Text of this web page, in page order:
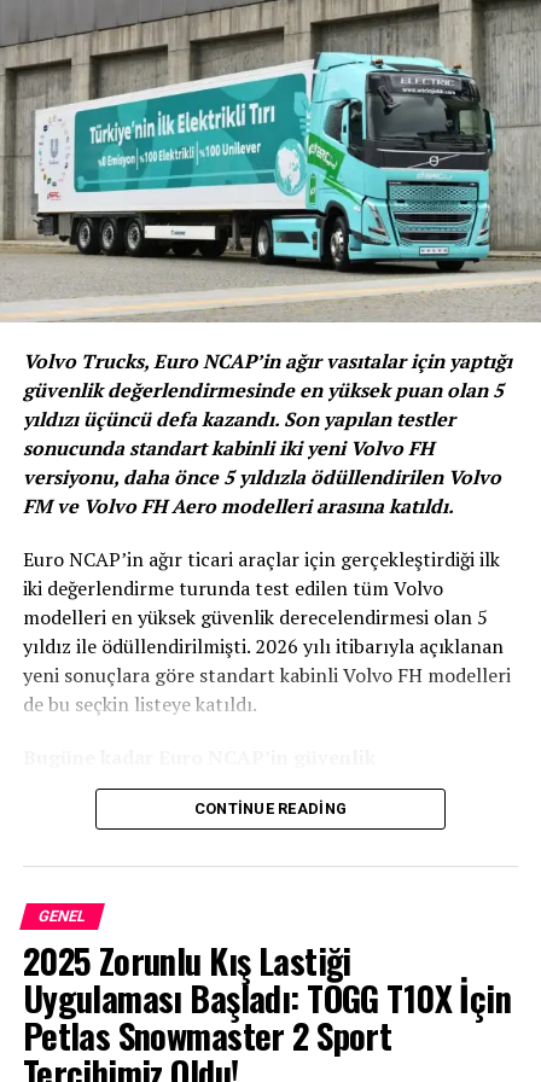
Satıcılardan sıfır araç alıp, hemen ikinci elde fahiş
fiyatla satan kurumlar olduğu biliniyor. Gerçek
tüketicinin araçlara daha kolay ulaşmasını sağlayabilmek
adına böyle bir önlemin, piyasadaki fahiş fiyatlı satışları
engelleyeceğini ve fırsatçılığın önüne geçeceğini
düşünüyoruz. Biz de süreç boyunca Bakanlıkla karşılıklı
fikir alışverişleriyle oluşturulan yeni yönetmeliği
destekliyoruz” dedi.
BENZER İÇERIKLER
UP NEXT
DON'T MISS
Otomobil Satışına Düzenleme ‘6 Ay ve 6 Bin Kilometre’
Sınırı
Volvo Trucks, Euro NCAP’in ağır vasıtalar için yaptığı
güvenlik değerlendirmesinde en yüksek puan olan 5
yıldızı üçüncü defa kazandı. Son yapılan testler
sonucunda standart kabinli iki yeni Volvo FH
versiyonu, daha önce 5 yıldızla ödüllendirilen Volvo
FM ve Volvo FH Aero modelleri arasına katıldı.
Euro NCAP’in ağır ticari araçlar için gerçekleştirdiği ilk
iki değerlendirme turunda test edilen tüm Volvo
modelleri en yüksek güvenlik derecelendirmesi olan 5
yıldız ile ödüllendirilmişti. 2026 yılı itibarıyla açıklanan
yeni sonuçlara göre standart kabinli Volvo FH modelleri
de bu seçkin listeye katıldı.
değerlendirmesinden 5 yıldız alan Volvo Trucks
Volvo FM 4×2 çekici
Volvo FM 6×2 kamyon
Volvo FH 4×2 çekici (Yeni eklendi)
Volvo FH 6×2 kamyon (Yeni eklendi)
Volvo FH Aero 4×2 çekici
CONTINUE READING
GENEL
2025 Zorunlu Kış Lastiği
Uygulaması Başladı: TOGG T10X İçin
Petlas Snowmaster 2 Sport